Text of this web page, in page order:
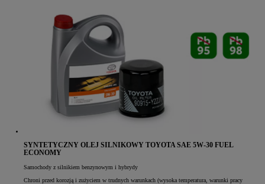
SYNTETYCZNY OLEJ SILNIKOWY TOYOTA SAE 5W-30 FUEL
ECONOMY
Samochody z silnikiem benzynowym i hybrydy
Chroni przed korozją i zużyciem w trudnych warunkach (wysoka temperatura, warunki pracy